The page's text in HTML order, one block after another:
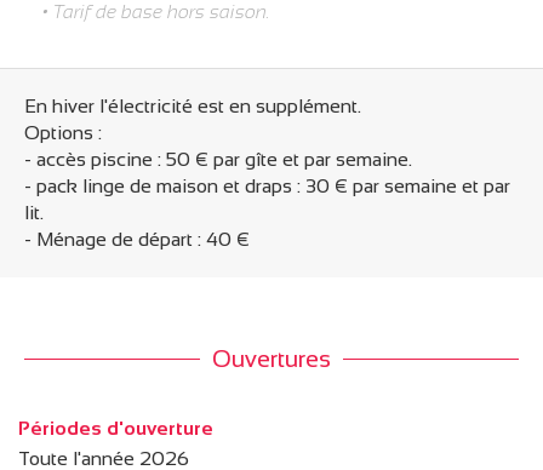
• Tarif de base hors saison.
En hiver l'électricité est en supplément.
Options :
- accès piscine : 50 € par gîte et par semaine.
- pack linge de maison et draps : 30 € par semaine et par
lit.
- Ménage de départ : 40 €
Ouvertures
Périodes d'ouverture
Toute l'année 2026